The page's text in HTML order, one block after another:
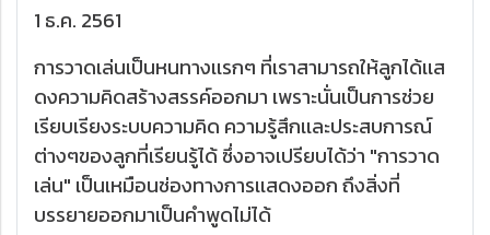
1 ธ.ค. 2561
การวาดเล่นเป็นหนทางเเรกๆ ที่เราสามารถให้ลูกได้เเส
ดงความคิดสร้างสรรค์ออกมา เพราะนั่นเป็นการช่วย
เรียบเรียงระบบความคิด ความรู้สึกเเละประสบการณ์
ต่างๆของลูกที่เรียนรู้ได้ ซึ่งอาจเปรียบได้ว่า "การวาด
เล่น" เป็นเหมือนช่องทางการเเสดงออก ถึงสิ่งที่
บรรยายออกมาเป็นคำพูดไม่ได้